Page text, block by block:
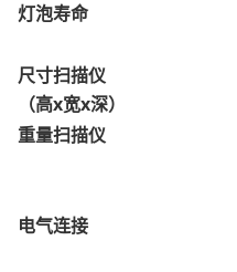
灯泡寿命
尺寸扫描仪
（高x宽x深）
重量扫描仪
电气连接